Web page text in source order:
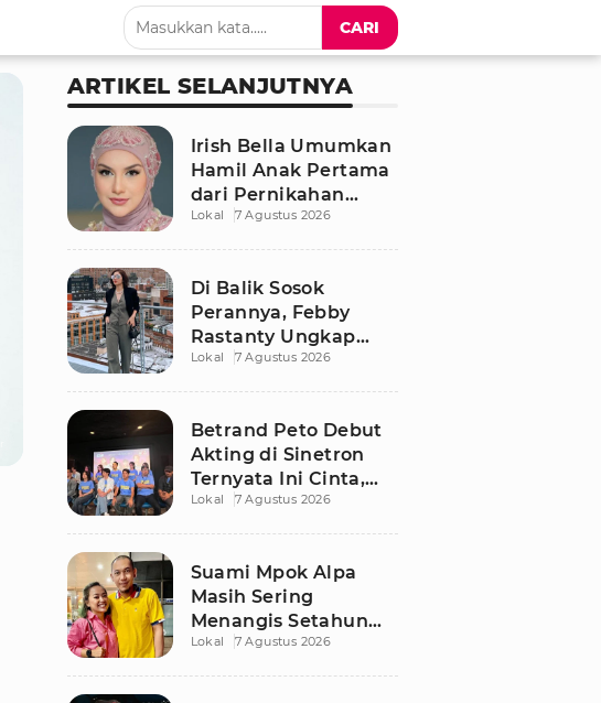
CARI
ARTIKEL SELANJUTNYA
Irish Bella Umumkan
Hamil Anak Pertama
dari Pernikahan
dengan Haldy Sabri
Lokal 7 Agustus 2026
Di Balik Sosok
Perannya, Febby
Rastanty Ungkap
Luka Masa Kecil yang
Lokal 7 Agustus 2026
Betrand Peto Debut
Akting di Sinetron
Ternyata Ini Cinta,
Ngaku Keluar dari
Lokal 7 Agustus 2026
Suami Mpok Alpa
Masih Sering
Menangis Setahun
Setelah Kepergian
Lokal 7 Agustus 2026